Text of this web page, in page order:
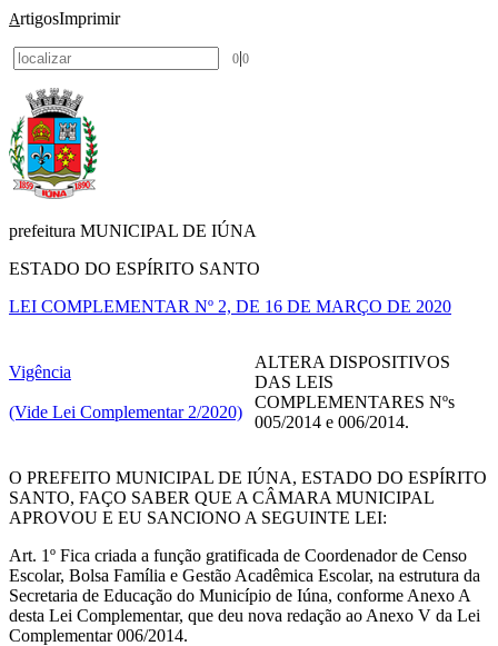
ArtigosImprimir
0|0
prefeitura MUNICIPAL DE IÚNA
ESTADO DO ESPÍRITO SANTO
LEI COMPLEMENTAR Nº 2, DE 16 DE MARÇO DE 2020
Vigência
(Vide Lei Complementar 2/2020)
ALTERA DISPOSITIVOS
DAS LEIS
COMPLEMENTARES Nºs
005/2014 e 006/2014.
O PREFEITO MUNICIPAL DE IÚNA, ESTADO DO ESPÍRITO
SANTO, FAÇO SABER QUE A CÂMARA MUNICIPAL
APROVOU E EU SANCIONO A SEGUINTE LEI:
Art. 1º Fica criada a função gratificada de Coordenador de Censo
Escolar, Bolsa Família e Gestão Acadêmica Escolar, na estrutura da
Secretaria de Educação do Município de Iúna, conforme Anexo A
desta Lei Complementar, que deu nova redação ao Anexo V da Lei
Complementar 006/2014.